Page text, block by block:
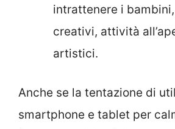
intrattenere i
creativi, attività
artistici.
Anche se la tentazione di
smartphone e tablet per